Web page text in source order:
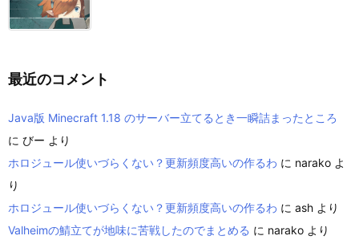
最近のコメント
Java版 Minecraft 1.18 のサーバー立てるとき一瞬詰まったところ
に びー より
ホロジュール使いづらくない？更新頻度高いの作るわ に narako よ
り
ホロジュール使いづらくない？更新頻度高いの作るわ に ash より
Valheimの鯖立てが地味に苦戦したのでまとめる に narako より